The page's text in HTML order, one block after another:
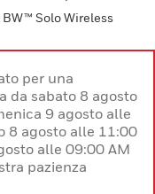
Solo Wireless
per una
da sabato 8 agosto
9 agosto alle
8 agosto alle 11:00
alle 09:00 AM
pazienza